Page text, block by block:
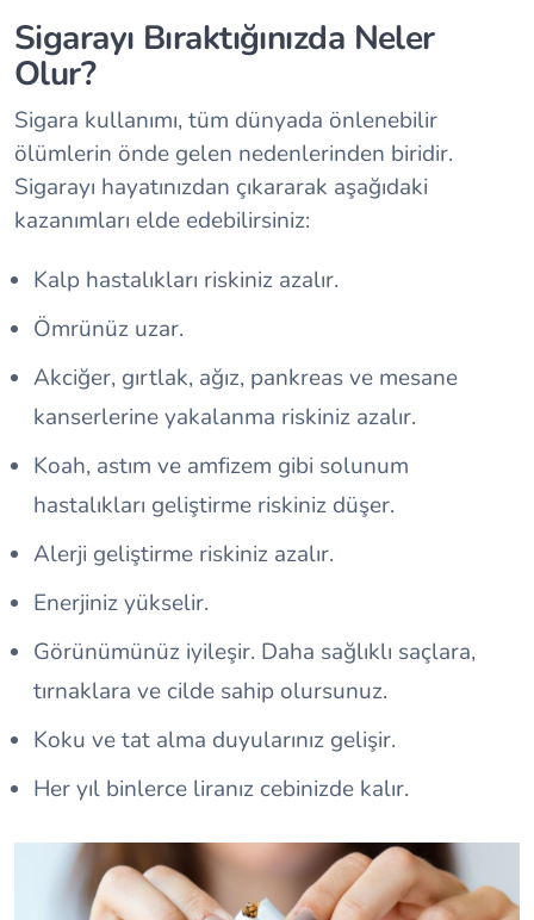
Sigarayı Bıraktığınızda Neler
Olur?
Sigara kullanımı, tüm dünyada önlenebilir
ölümlerin önde gelen nedenlerinden biridir.
Sigarayı hayatınızdan çıkararak aşağıdaki
kazanımları elde edebilirsiniz:
Kalp hastalıkları riskiniz azalır.
Ömrünüz uzar.
Akciğer, gırtlak, ağız, pankreas ve mesane
kanserlerine yakalanma riskiniz azalır.
Koah, astım ve amfizem gibi solunum
hastalıkları geliştirme riskiniz düşer.
Alerji geliştirme riskiniz azalır.
Enerjiniz yükselir.
Görünümünüz iyileşir. Daha sağlıklı saçlara,
tırnaklara ve cilde sahip olursunuz.
Koku ve tat alma duyularınız gelişir.
Her yıl binlerce liranız cebinizde kalır.